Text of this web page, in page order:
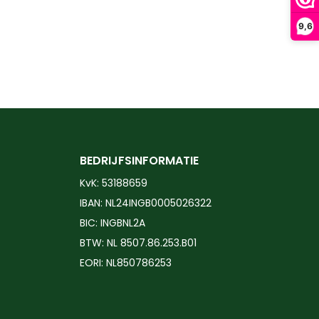
9,6
BEDRIJFSINFORMATIE
KvK: 53188659
IBAN: NL24INGB0005026322
BIC: INGBNL2A
BTW: NL 8507.86.253.B01
EORI: NL850786253